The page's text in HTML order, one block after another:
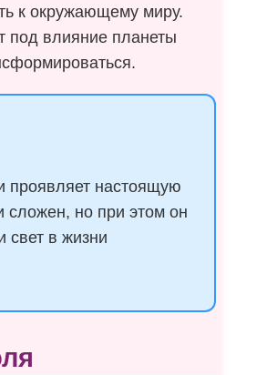
к окружающему миру.
под влияние планеты
проявляет настоящую
сложен, но при этом он
свет в жизни